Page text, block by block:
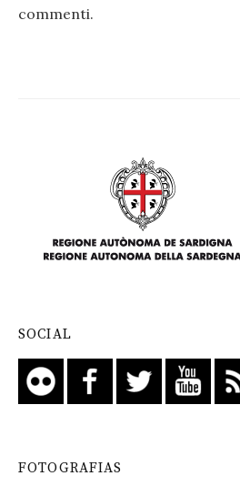
commenti.
SOCIAL
FOTOGRAFIAS